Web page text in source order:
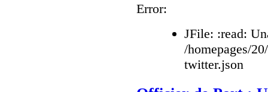
Error:
JFile: :read:
/homepages/
twitter.json